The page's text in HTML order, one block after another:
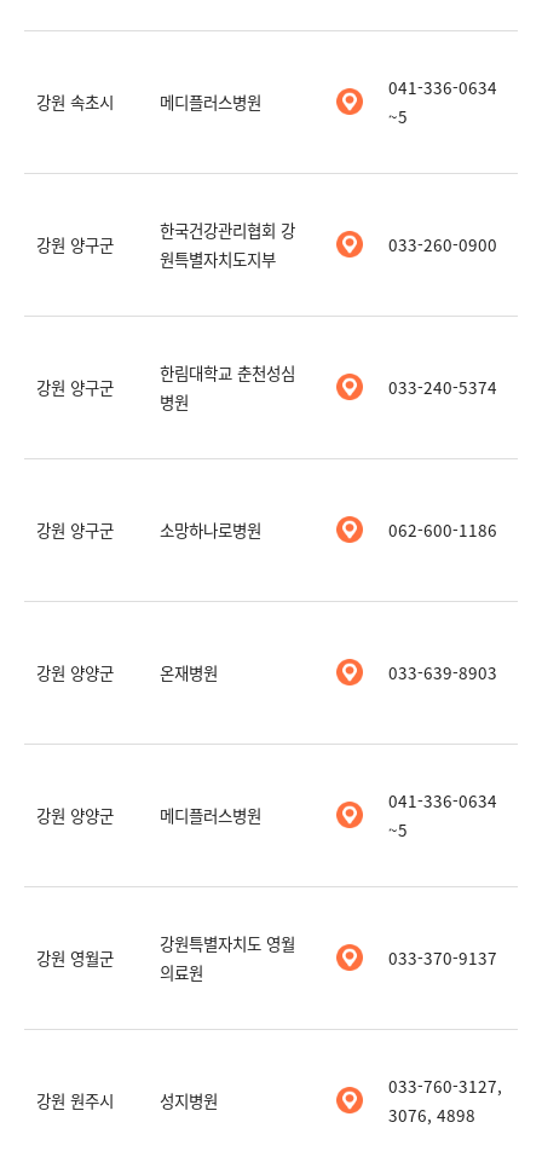
강원 속초시 메디플러스병원
041-336-0634
~5
강원 양구군
한국건강관리협회 강
원특별자치도지부
033-260-0900
강원 양구군
한림대학교 춘천성심
병원
033-240-5374
강원 양구군 소망하나로병원 062-600-1186
강원 양양군 온재병원 033-639-8903
강원 양양군 메디플러스병원
041-336-0634
~5
강원 영월군
강원특별자치도 영월
의료원
033-370-9137
강원 원주시 성지병원
033-760-3127,
3076, 4898